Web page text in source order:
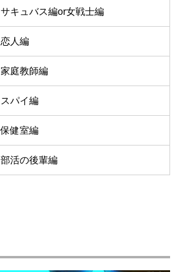
サキュバス編or女戦士編
恋人編
家庭教師編
スパイ編
保健室編
部活の後輩編